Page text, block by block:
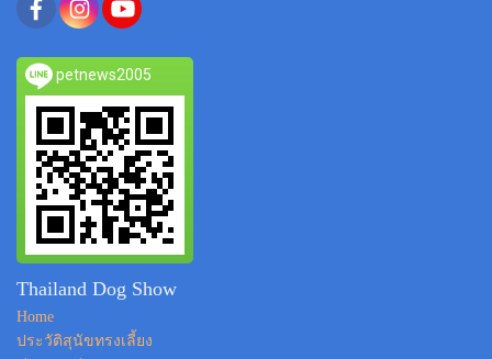
petnews2005
Thailand Dog Show
Home
ประวัติสุนัขทรงเลี้ยง